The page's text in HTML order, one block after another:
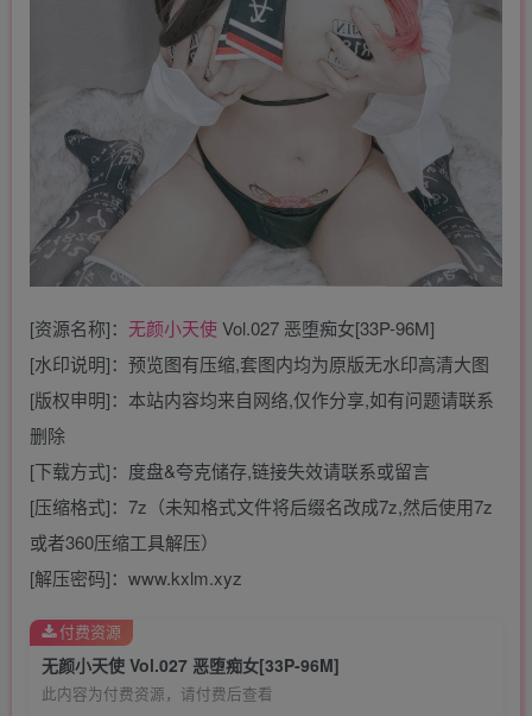
[资源名称]： 无颜小天使Vol.027 恶堕痴女[33P-96M]
[水印说明]：预览图有压缩,套图内均为原版无水印高清大图
[版权申明]：本站内容均来自网络,仅作分享,如有问题请联系
删除
[下载方式]：度盘&夸克储存,链接失效请联系或留言
[压缩格式]：7z（未知格式文件将后缀名改成7z,然后使用7z
或者360压缩工具解压）
[解压密码]：www.kxlm.xyz
无颜小天使 Vol.027 恶堕痴女[33P-96M]
此内容为付费资源，请付费后查看
付费资源